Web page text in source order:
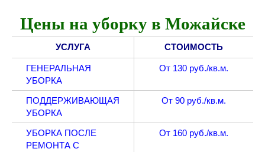
Цены на уборку в Можайске
УСЛУГА СТОИМОСТЬ
ГЕНЕРАЛЬНАЯ
УБОРКА
От 130 руб./кв.м.
ПОДДЕРЖИВАЮЩАЯ
УБОРКА
От 90 руб./кв.м.
УБОРКА ПОСЛЕ
РЕМОНТА С
От 160 руб./кв.м.